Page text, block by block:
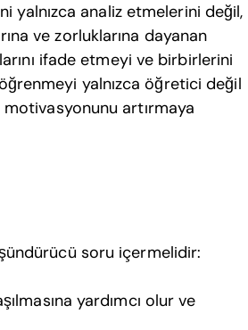
yalnızca analiz etmelerini değil,
ve zorluklarına dayanan
ifade etmeyi ve birbirlerini
yalnızca öğretici değil
artırmaya
soru içermelidir:
yardımcı olur ve